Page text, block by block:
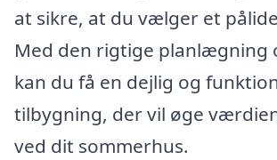
at sikre, at du vælger et
Med den rigtige planlægning
kan du få en dejlig og
tilbygning, der vil øge
ved dit sommerhus.